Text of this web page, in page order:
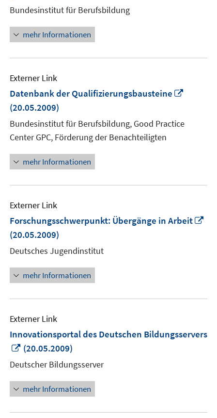
Bundesinstitut für Berufsbildung
mehr Informationen
Externer Link
Datenbank der Qualifizierungsbausteine
öffnen
(20.05.2009)
Bundesinstitut für Berufsbildung, Good Practice
Center GPC, Förderung der Benachteiligten
mehr Informationen
Externer Link
Forschungsschwerpunkt: Übergänge in Arbeit
(20.05.2009)
Deutsches Jugendinstitut
mehr Informationen
Externer Link
Innovationsportal des Deutschen Bildungsservers
In
neuem
Fenster
öffnen
(20.05.2009)
Deutscher Bildungsserver
mehr Informationen